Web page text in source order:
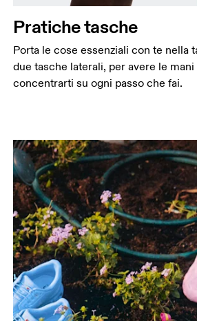
Pratiche tasche
Porta le cose essenziali con te nella
due tasche laterali, per avere le
concentrarti su ogni passo che fai.